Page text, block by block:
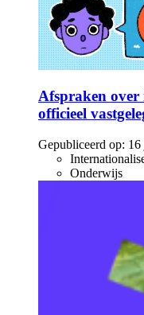
Afspraken over
officieel
Gepubliceerd op:
Onderwijs